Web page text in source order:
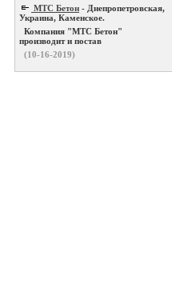
МТС Бетон - Днепропетровская,
Украина, Каменское.
Компания "МТС Бетон"
производит и постав
(10-16-2019)